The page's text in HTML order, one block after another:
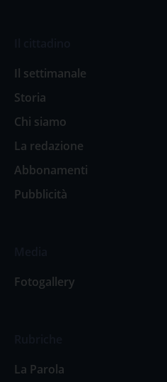
Il settimanale
Storia
Chi siamo
La redazione
Abbonamenti
Pubblicità
Fotogallery
La Parola